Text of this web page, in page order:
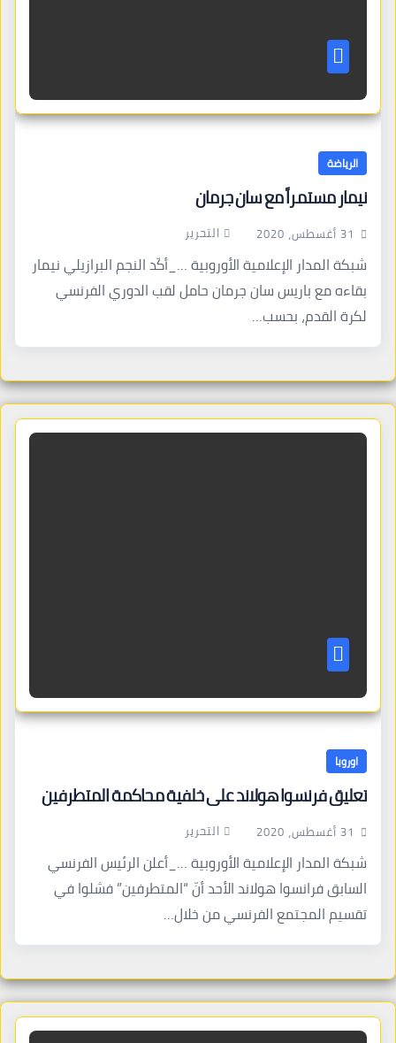
الرياضة
نيمار مستمراً مع سان جرمان
31 أغسطس، 2020 التحرير
شبكة المدار الإعلامية الأوروبية …_أكّد النجم البرازيلي نيمار
بقاءه مع باريس سان جرمان حامل لقب الدوري الفرنسي
لكرة القدم، بحسب…
اوروبا
تعليق فرنسوا هولاند على خلفية محاكمة المتطرفين
31 أغسطس، 2020 التحرير
شبكة المدار الإعلامية الأوروبية …_أعلن الرئيس الفرنسي
السابق فرانسوا هولاند الأحد أنّ “المتطرفين” فشلوا في
تقسيم المجتمع الفرنسي من خلال…